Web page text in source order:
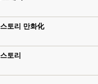
토리 만화化
토리